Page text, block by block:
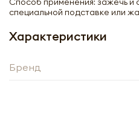
специальной подставке или
Характеристики
Бренд